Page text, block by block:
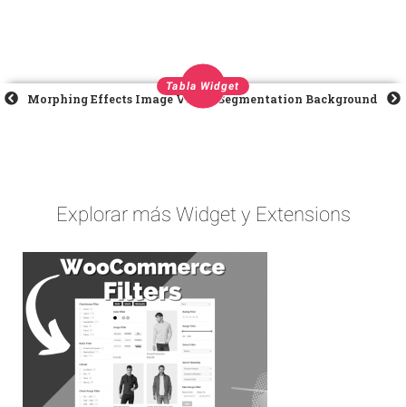
Tabla Widget
Segmentation Background
Explorar más Widget y Extensions